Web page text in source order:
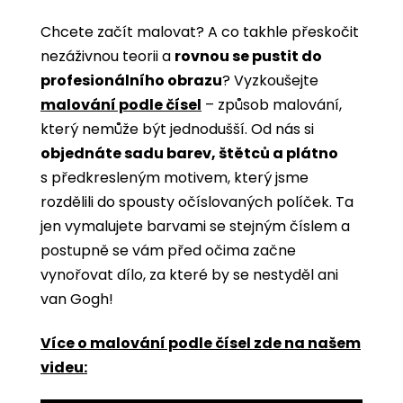
Chcete začít malovat? A co takhle přeskočit
nezáživnou teorii a rovnou se pustit do
profesionálního obrazu? Vyzkoušejte
malování podle čísel ­­– způsob malování,
který nemůže být jednodušší. Od nás si
objednáte sadu barev, štětců a plátno
s předkresleným motivem, který jsme
rozdělili do spousty očíslovaných políček. Ta
jen vymalujete barvami se stejným číslem a
postupně se vám před očima začne
vynořovat dílo, za které by se nestyděl ani
van Gogh!
Více o malování podle čísel zde na našem
videu: